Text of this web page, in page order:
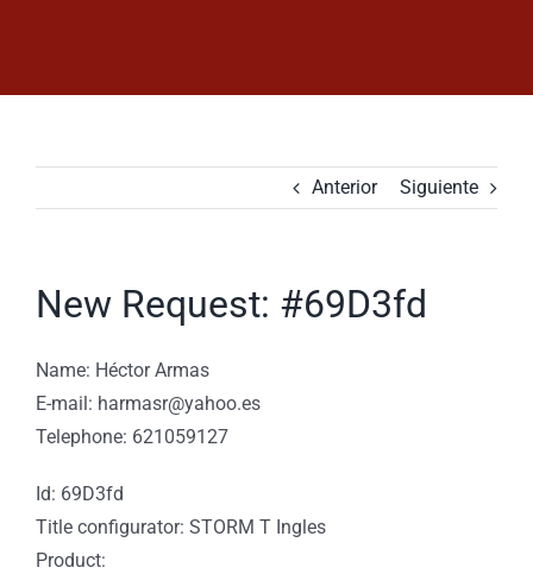
Anterior Siguiente
Ver
más
grande
New Request: #69D3fd
Name: Héctor Armas
E-mail: harmasr@yahoo.es
Telephone: 621059127
Id: 69D3fd
Title configurator: STORM T Ingles
Product: